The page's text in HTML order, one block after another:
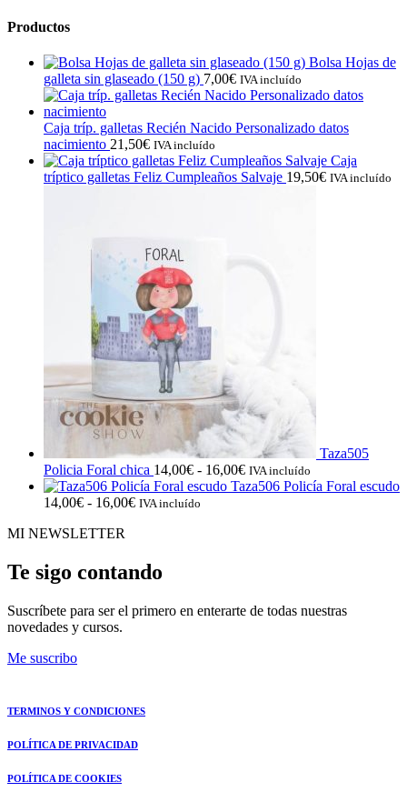
Productos
Bolsa Hojas de
galleta sin glaseado (150 g) 7,00€ IVA incluído
Caja tríp. galletas Recién Nacido Personalizado datos
nacimiento 21,50€ IVA incluído
Caja
tríptico galletas Feliz Cumpleaños Salvaje 19,50€ IVA incluído
Taza505
Policia Foral chica 14,00€ - 16,00€Rango
de
IVA incluído
Taza506 Policía Foral escudo
14,00€ - 16,00€Rango
14,00€
hasta
IVA incluído
MI NEWSLETTER
Te sigo contando
Suscríbete para ser el primero en enterarte de todas nuestras
novedades y cursos.
Me suscribo
TERMINOS Y CONDICIONES
POLÍTICA DE PRIVACIDAD
POLÍTICA DE COOKIES